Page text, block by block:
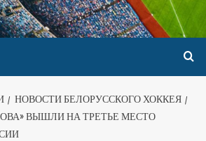
НОВОСТИ БЕЛОРУССКОГО ХОККЕЯ
ВЫШЛИ НА ТРЕТЬЕ МЕСТО